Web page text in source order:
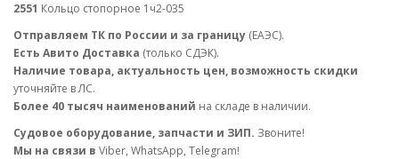
2551 Кольцо стопорное 1ч2-035
Отправляем ТК по России и за границу (ЕАЭС).
Есть Авито Доставка (только СДЭК).
Наличие товара, актуальность цен, возможность скидки
уточняйте в ЛС.
Более 40 тысяч наименований на складе в наличии.
Судовое оборудование, запчасти и ЗИП. Звоните!
Мы на связи в Viber, WhatsApp, Telegram!